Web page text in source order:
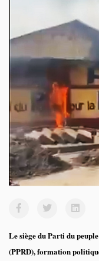
Le siège du Parti du
(PPRD), formation